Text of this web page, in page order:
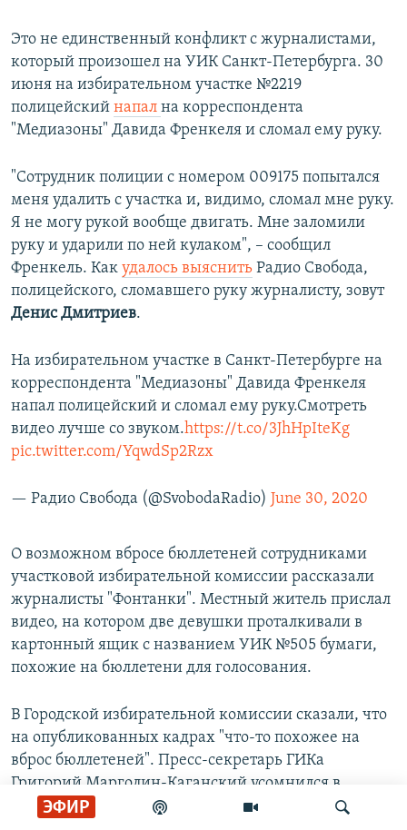
ЭФИР
Это не единственный конфликт с журналистами,
который произошел на УИК Санкт-Петербурга. 30
июня на избирательном участке №2219
полицейский напал на корреспондента
"Медиазоны" Давида Френкеля и сломал ему руку.
"Сотрудник полиции с номером 009175 попытался
меня удалить с участка и, видимо, сломал мне руку.
Я не могу рукой вообще двигать. Мне заломили
руку и ударили по ней кулаком", – сообщил
Френкель. Как удалось выяснить Радио Свобода,
полицейского, сломавшего руку журналисту, зовут
Денис Дмитриев.
На избирательном участке в Санкт-Петербурге на
корреспондента "Медиазоны" Давида Френкеля
напал полицейский и сломал ему руку.Смотреть
видео лучше со звуком.https://t.co/3JhHpIteKg
pic.twitter.com/YqwdSp2Rzx
— Радио Свобода (@SvobodaRadio) June 30, 2020
О возможном вбросе бюллетеней сотрудниками
участковой избирательной комиссии рассказали
журналисты "Фонтанки". Местный житель прислал
видео, на котором две девушки проталкивали в
картонный ящик с названием УИК №505 бумаги,
похожие на бюллетени для голосования.
В Городской избирательной комиссии сказали, что
на опубликованных кадрах "что-то похожее на
вброс бюллетеней". Пресс-секретарь ГИКа
Григорий Марголин-Каганский усомнился в
достоверности видеоролика, но сообщил, что